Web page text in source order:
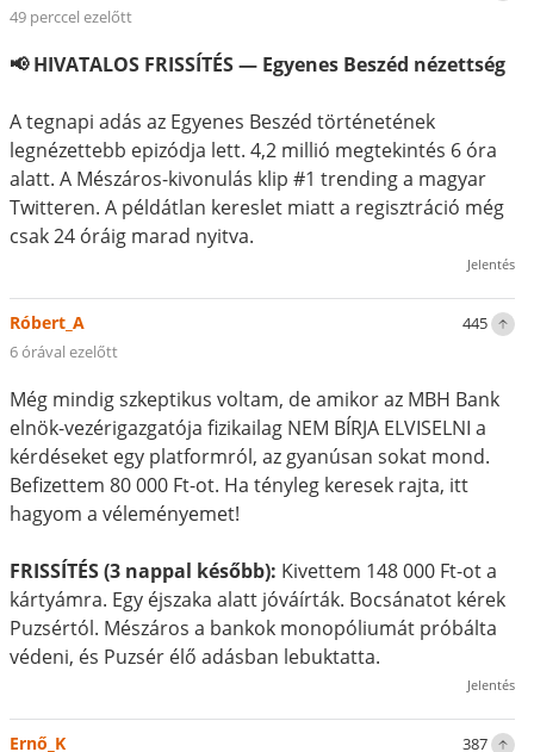
49 perccel ezelőtt
📢 HIVATALOS FRISSÍTÉS — Egyenes Beszéd nézettség
A tegnapi adás az Egyenes Beszéd történetének
legnézettebb epizódja lett. 4,2 millió megtekintés 6 óra
alatt. A Mészáros-kivonulás klip #1 trending a magyar
Twitteren. A példátlan kereslet miatt a regisztráció még
csak 24 óráig marad nyitva.
Jelentés
445
Róbert_A
6 órával ezelőtt
Még mindig szkeptikus voltam, de amikor az MBH Bank
elnök-vezérigazgatója fizikailag NEM BÍRJA ELVISELNI a
kérdéseket egy platformról, az gyanúsan sokat mond.
Befizettem 80 000 Ft-ot. Ha tényleg keresek rajta, itt
hagyom a véleményemet!
FRISSÍTÉS (3 nappal később): Kivettem 148 000 Ft-ot a
kártyámra. Egy éjszaka alatt jóváírták. Bocsánatot kérek
Puzsértól. Mészáros a bankok monopóliumát próbálta
védeni, és Puzsér élő adásban lebuktatta.
Jelentés
387
Ernő_K